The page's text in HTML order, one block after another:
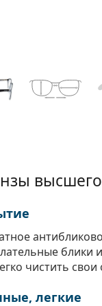
высшего
блики
чистить свои
легкие